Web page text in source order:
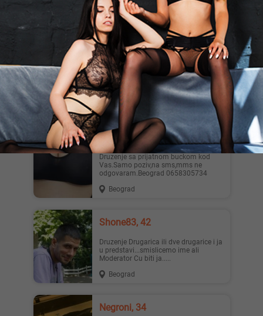
Beograd
Favre1978, 47
Ozenjen covek jako pristojan, kulturan,
ostvaren zeli upoznati zenu istih
shvatanja i razmisljanj...
Beograd
Jelena, 40
Druzenje sa prijatnom buckom kod
Vas.Samo poziv,na sms,mms ne
odgovaram.Beograd 0658305734
Beograd
Shone83, 42
Druzenje Drugarica ili dve drugarice i ja
u predstavi...smislicemo ime ali
Moderator Cu biti ja.....
Beograd
Negroni, 34